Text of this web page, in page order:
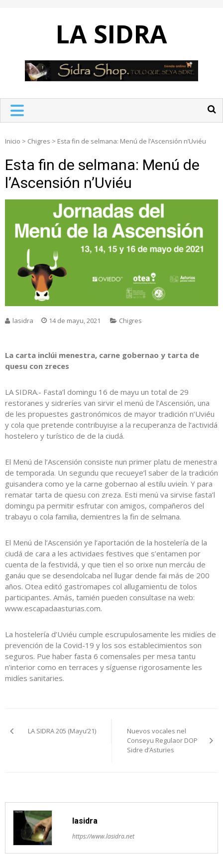
LA SIDRA
Inicio > Chigres > Esta fin de selmana: Menú de l’Ascensión n’Uviéu
Esta fin de selmana: Menú de
l’Ascensión n’Uviéu
lasidra 14 de mayu, 2021 Chigres
La carta inclúi menestra, carne gobernao y tarta de
quesu con zreces
LA SIDRA.- Fasta’l domingu 16 de mayu un total de 29
restoranes y sidreríes van sirvir el menú de l’Ascensión, una
de les propuestes gastronómicos de mayor tradición n’Uviéu
y cola que pretende contribuyise a la recuperanza de l’actividá
hostelero y turístico de de la ciudá.
El Menú de l’Ascensión consiste nun primer platu de menestra
de temporada. Un segundu que recueye’l saber de la tradición
guisandera como ye la carne gobernao al estilu uvieín. Y para
rematar tarta de quesu con zreza. Esti menú va sirvise fasta’l
domingu pa permitir esfrutar con amigos, compañeros del
trabayu o cola familia, demientres la fin de selmana.
El Menú de l’Ascensión ye l’aportación de la hostelería de la
ciudá de cara a les actividaes festives que s’entamen por
cuenta de la festividá, y que tien el so orixe nun mercáu de
ganáu que se desendolcaba nel llugar dende fai más de 200
años. Otea editó gastromapes col allugamientu de tolos
participantes. Amás, tamién pueden consultase na web:
www.escapadaasturias.com.
La hostelería d’Uviéu cumple escrupulosamente les midíes de
prevención de la Covid-19 y los sos establecimientos son
seguros. Pue haber fasta 6 comensales per mesa tantu
n’interior como en terraces y síguense rigorosamente les
midíes sanitaries.
pelos
LA SIDRA 205 (Mayu’21)
Nuevos vocales nel
Conseyu Regulaor DOP
Sidre d’Asturies
lasidra
https://www.lasidra.net